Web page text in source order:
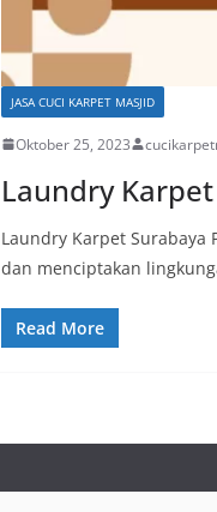
JASA CUCI KARPET MASJID
Oktober 25, 2023
Laundry
Laundry Karpet
dan menciptakan
Read More